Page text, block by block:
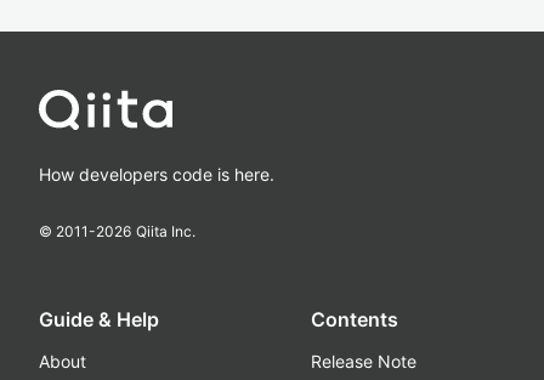
How developers code is here.
© 2011-2026 Qiita Inc.
Guide & Help
About
Contents
Release Note